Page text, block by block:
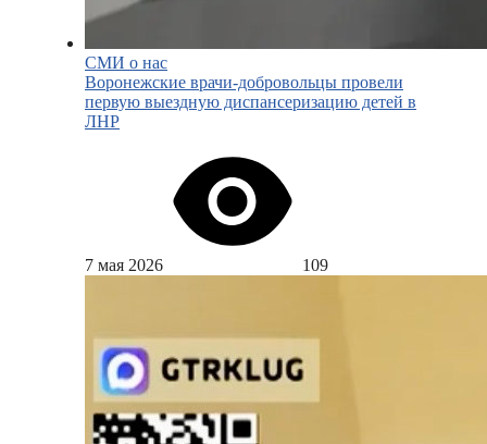
СМИ о нас
Воронежские врачи-добровольцы провели
первую выездную диспансеризацию детей в
ЛНР
7 мая 2026 109